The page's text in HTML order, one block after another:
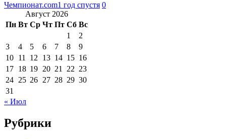
Чемпионат.com1 год спустя 0
Август 2026
Пн Вт Ср Чт Пт Сб Вс
1
2
3
4 5 6 7 8
9
10 11 12 13 14 15 16
17 18 19 20 21 22 23
24 25 26 27 28 29 30
31
« Июл
Рубрики